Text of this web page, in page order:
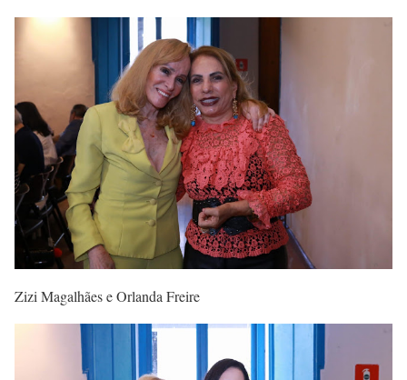
Zizi Magalhães e Orlanda Freire